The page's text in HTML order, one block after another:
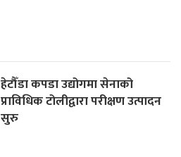
हेटौँडा कपडा उद्योगमा सेनाको
प्राविधिक टोलीद्वारा परीक्षण उत्पादन
सुरु